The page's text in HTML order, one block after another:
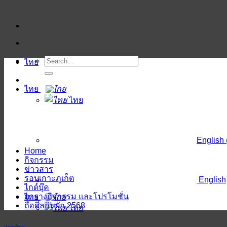
ไทย
ไทย
English
ไทย
ไทย
ไทย
English
Home
กิจกรรม
ข่าวสาร
รอบเกาะภูเก็ต
ไกด์บุ๊ค
ตารางกิจกรรม และโปรโมชั่น
ถือศีลกินผัก 2568